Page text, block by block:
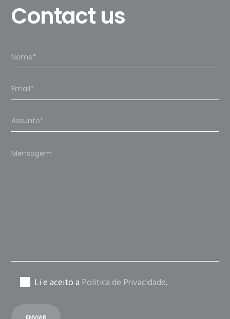
Contact us
Please
Li e aceito a Politica de Privacidade.